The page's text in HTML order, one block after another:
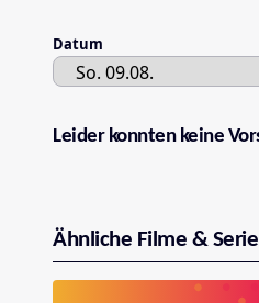
Datum
Leider konnten keine
Ähnliche Filme &